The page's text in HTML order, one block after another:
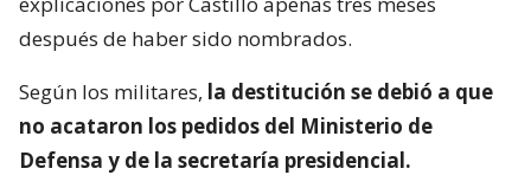
después de haber sido nombrados.
Según los militares, la destitución se debió a que
no acataron los pedidos del Ministerio de
Defensa y de la secretaría presidencial.